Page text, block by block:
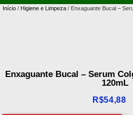
Início / Higiene e Limpeza / Enxaguante Bucal –
Enxaguante Bucal – Serum
120mL
R$54,88